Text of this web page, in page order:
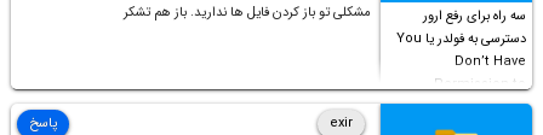
سه راه برای رفع ارور
دسترسی به فولدر یا You
Don’t Have
Permission to
Access this folder
مشکلی تو باز کردن فایل ها ندارید. باز هم تشکر
exir
پاسخ